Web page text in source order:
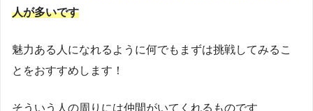
人が多いです
魅力ある人になれるように何でもまずは挑戦してみるこ
とをおすすめします！
そういう人の周りには仲間がいてくれるものです